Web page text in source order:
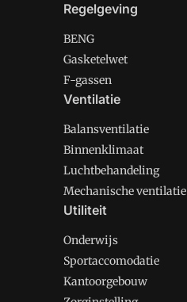
Regelgeving
BENG
Gasketelwet
F-gassen
Ventilatie
Balansventilatie
Binnenklimaat
Luchtbehandeling
Mechanische ventilatie
Utiliteit
Onderwijs
Sportaccomodatie
Kantoorgebouw